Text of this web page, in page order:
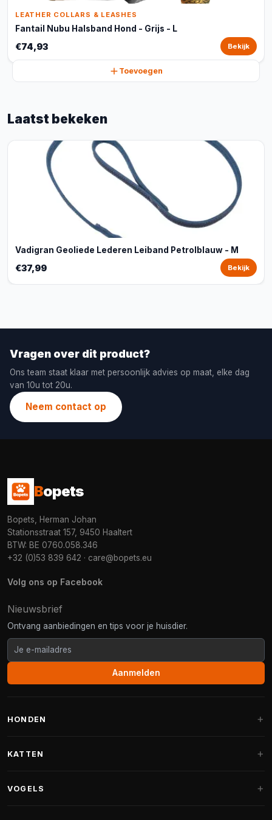
LEATHER COLLARS & LEASHES
Fantail Nubu Halsband Hond - Grijs - L
€74,93 Bekijk
Toevoegen
Laatst bekeken
Vadigran Geoliede Lederen Leiband Petrolblauw - M
€37,99 Bekijk
Vragen over dit product?
Ons team staat klaar met persoonlijk advies op maat, elke dag
van 10u tot 20u.
Neem contact op
Bopets
Bopets, Herman Johan
Stationsstraat 157, 9450 Haaltert
BTW: BE 0760.058.346
+32 (0)53 839 642 · care@bopets.eu
Volg ons op Facebook
Nieuwsbrief
Ontvang aanbiedingen en tips voor je huisdier.
Aanmelden
HONDEN
Fantail hondenmanden
KATTEN
VOGELS